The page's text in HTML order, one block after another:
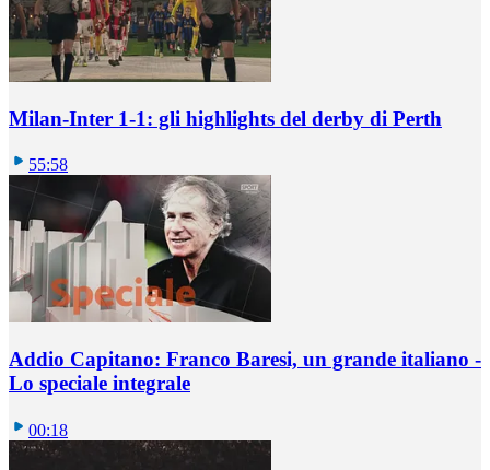
Milan-Inter 1-1: gli highlights del derby di Perth
55:58
Addio Capitano: Franco Baresi, un grande italiano -
Lo speciale integrale
00:18